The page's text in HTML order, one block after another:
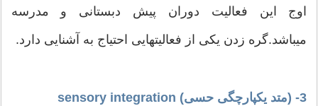
اوج این فعالیت دوران پیش دبستانی و مدرسه
میباشد.گره زدن یکی از فعالیتهایی احتیاج به آشنایی دارد.
3- (متد یکپارچگی حسی) sensory integration